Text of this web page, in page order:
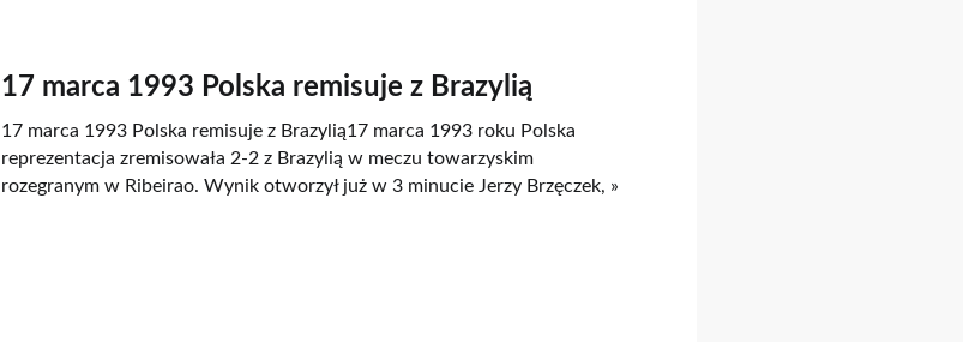
17 marca 1993 Polska remisuje z Brazylią
17 marca 1993 Polska remisuje z Brazylią17 marca 1993 roku Polska
reprezentacja zremisowała 2-2 z Brazylią w meczu towarzyskim
rozegranym w Ribeirao. Wynik otworzył już w 3 minucie Jerzy Brzęczek, »